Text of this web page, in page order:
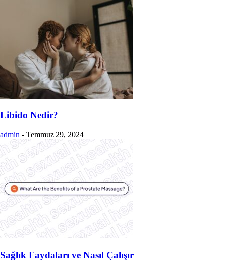
Libido Nedir?
admin - Temmuz 29, 2024
Sağlık Faydaları ve Nasıl Çalışır